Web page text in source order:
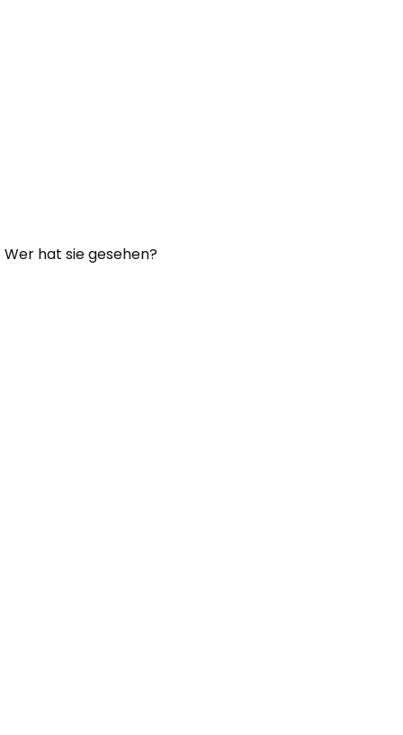
hat sie gesehen?